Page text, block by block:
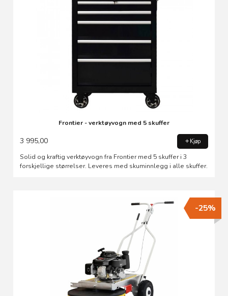
Frontier - verktøyvogn med 5 skuffer
3 995,00 Kjøp
Solid og kraftig verktøyvogn fra Frontier med 5 skuffer i 3
forskjellige størrelser. Leveres med skuminnlegg i alle skuffer.
-25%